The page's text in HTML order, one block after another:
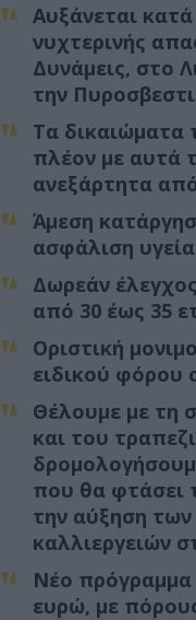
Αυξάνεται
νυχτερινής
Δυνάμεις, στο
την
Τα δικαιώματα
πλέον με αυτά
ανεξάρτητα
Άμεση
ασφάλιση
Δωρεάν
από 30 έως 35
Οριστική
ειδικού φόρου
Θέλουμε με τη
και του
που θα φτάσει
την αύξηση
καλλιεργειών
Νέο πρόγραμμα
ευρώ, με